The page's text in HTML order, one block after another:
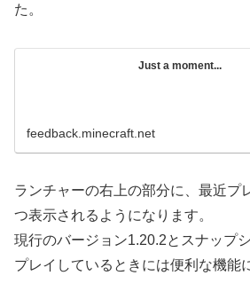
た。
Just a moment...
feedback.minecraft.net
ランチャーの右上の部分に、最近プ
つ表示されるようになります。
現行のバージョン1.20.2とスナップ
プレイしているときには便利な機能